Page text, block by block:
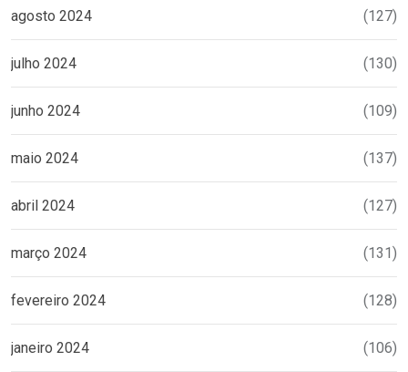
agosto 2024 (127)
julho 2024 (130)
junho 2024 (109)
maio 2024 (137)
abril 2024 (127)
março 2024 (131)
fevereiro 2024 (128)
janeiro 2024 (106)